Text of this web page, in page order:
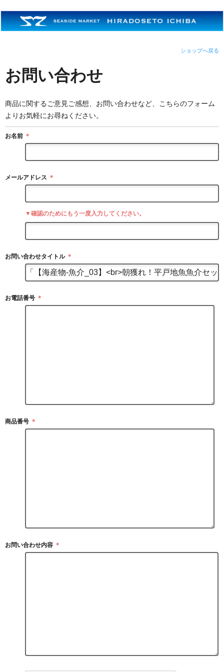
ショップへ戻る
お問い合わせ
商品に関するご意見ご感想、お問い合わせなど、こちらのフォーム
よりお気軽にお尋ねください。
お名前 ＊
メールアドレス ＊
▼確認のためにもう一度入力してください。
お問い合わせタイトル ＊
お電話番号 ＊
商品番号 ＊
お問い合わせ内容 ＊